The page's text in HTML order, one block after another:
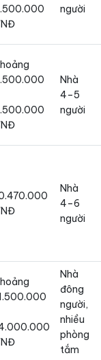
người
Nhà
4–5
người
Nhà
4–6
người
Nhà
đông
người,
nhiều
phòng
tắm